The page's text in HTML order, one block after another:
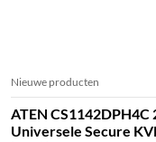
Nieuwe producten
ATEN
Universele Secure